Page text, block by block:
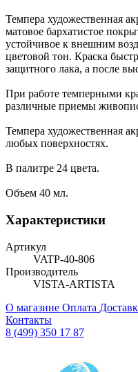
Темпера художественная
матовое бархатистое
устойчивое к внешним
цветовой тон. Краска
защитного лака, а после
При работе темперными
различные приемы
Темпера художественная
любых поверхностях.
В палитре 24 цвета.
Объем 40 мл.
Характеристики
Артикул
VATP-40-806
Производитель
VISTA-ARTISTA
О магазине Оплата
Контакты
8 (499) 350 17 87